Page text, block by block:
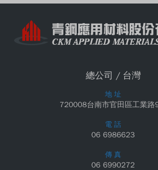
總公司 / 台灣
地 址
720008台南市官田區工業路
電 話
06 6986623
傳 真
06 6990272